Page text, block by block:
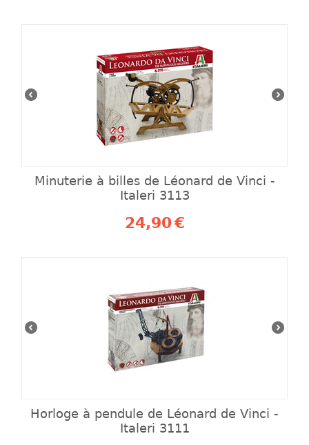
Minuterie à billes de Léonard de Vinci -
Italeri 3113
24,90€
Horloge à pendule de Léonard de Vinci -
Italeri 3111